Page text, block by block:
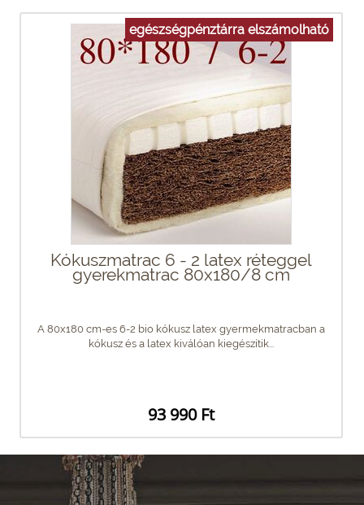
egészségpénztárra elszámolható
Kókuszmatrac 6 - 2 latex réteggel
gyerekmatrac 80x180/8 cm
A 80x180 cm-es 6-2 bio kókusz latex gyermekmatracban a
kókusz és a latex kiválóan kiegészítik...
93 990 Ft